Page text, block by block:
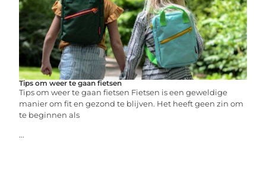
Tips om weer te gaan fietsen
Tips om weer te gaan fietsen Fietsen is een geweldige
manier om fit en gezond te blijven. Het heeft geen zin om
te beginnen als
...